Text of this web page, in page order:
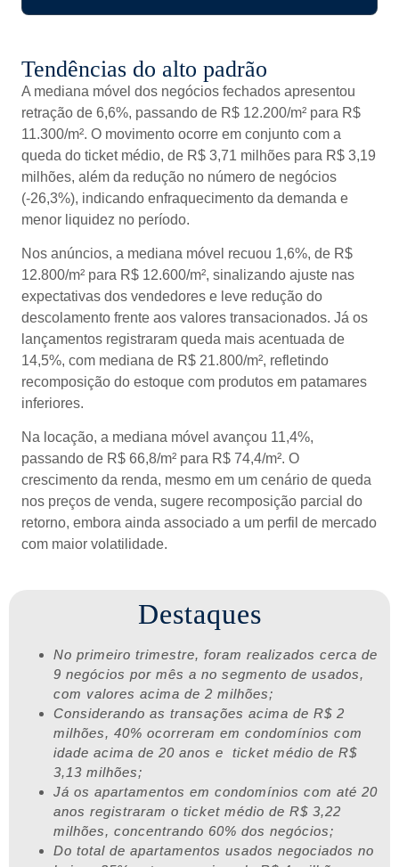
Tendências do alto padrão
A mediana móvel dos negócios fechados apresentou
retração de 6,6%, passando de R$ 12.200/m² para R$
11.300/m². O movimento ocorre em conjunto com a
queda do ticket médio, de R$ 3,71 milhões para R$ 3,19
milhões, além da redução no número de negócios
(-26,3%), indicando enfraquecimento da demanda e
menor liquidez no período.
Nos anúncios, a mediana móvel recuou 1,6%, de R$
12.800/m² para R$ 12.600/m², sinalizando ajuste nas
expectativas dos vendedores e leve redução do
descolamento frente aos valores transacionados. Já os
lançamentos registraram queda mais acentuada de
14,5%, com mediana de R$ 21.800/m², refletindo
recomposição do estoque com produtos em patamares
inferiores.
Na locação, a mediana móvel avançou 11,4%,
passando de R$ 66,8/m² para R$ 74,4/m². O
crescimento da renda, mesmo em um cenário de queda
nos preços de venda, sugere recomposição parcial do
retorno, embora ainda associado a um perfil de mercado
com maior volatilidade.
Destaques
No primeiro trimestre, foram realizados cerca de
9 negócios por mês a no segmento de usados,
com valores acima de 2 milhões;
Considerando as transações acima de R$ 2
milhões, 40% ocorreram em condomínios com
idade acima de 20 anos e ticket médio de R$
3,13 milhões;
Já os apartamentos em condomínios com até 20
anos registraram o ticket médio de R$ 3,22
milhões, concentrando 60% dos negócios;
Do total de apartamentos usados negociados no